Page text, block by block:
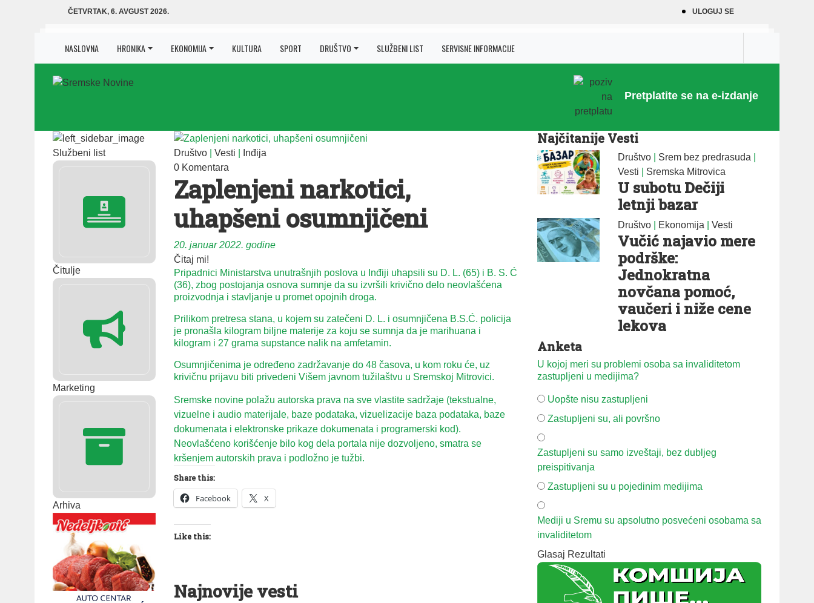
ČETVRTAK, 6. AVGUST 2026. ULOGUJ SE
NASLOVNA HRONIKA EKONOMIJA KULTURA SPORT DRUŠTVO SLUŽBENI LIST SERVISNE INFORMACIJE
Pretplatite se na e-izdanje
Službeni list
Čitulje
Marketing
Arhiva
Društvo Vesti
Inđija
0 Komentara
Zaplenjeni narkotici,
uhapšeni osumnjičeni
20. januar 2022. godine
Čitaj mi!
Pripadnici Ministarstva unutrašnjih poslova u Inđiji uhapsili su D. L. (65) i B. S. Ć
(36), zbog postojanja osnova sumnje da su izvršili krivično delo neovlašćena
proizvodnja i stavljanje u promet opojnih droga.
Prilikom pretresa stana, u kojem su zatečeni D. L. i osumnjičena B.S.Ć. policija
je pronašla kilogram biljne materije za koju se sumnja da je marihuana i
kilogram i 27 grama supstance nalik na amfetamin.
Osumnjičenima je određeno zadržavanje do 48 časova, u kom roku će, uz
krivičnu prijavu biti privedeni Višem javnom tužilaštvu u Sremskoj Mitrovici.
Sremske novine polažu autorska prava na sve vlastite sadržaje (tekstualne,
vizuelne i audio materijale, baze podataka, vizuelizacije baza podataka, baze
dokumenata i elektronske prikaze dokumenata i programerski kod).
Neovlašćeno korišćenje bilo kog dela portala nije dozvoljeno, smatra se
kršenjem autorskih prava i podložno je tužbi.
Share this:
Facebook X
Like this:
Najnovije vesti
Najčitanije Vesti
Društvo Srem bez predrasuda
Vesti
Sremska Mitrovica
U subotu Dečiji
letnji bazar
Društvo Ekonomija |Vesti
Vučić najavio mere
podrške:
Jednokratna
novčana pomoć,
vaučeri i niže cene
lekova
Anketa
U kojoj meri su problemi osoba sa invaliditetom
zastupljeni u medijima?
Uopšte nisu zastupljeni
Zastupljeni su, ali površno
Zastupljeni su samo izveštaji, bez dubljeg
preispitivanja
Zastupljeni su u pojedinim medijima
Mediji u Sremu su apsolutno posvećeni osobama sa
invaliditetom
Glasaj Rezultati